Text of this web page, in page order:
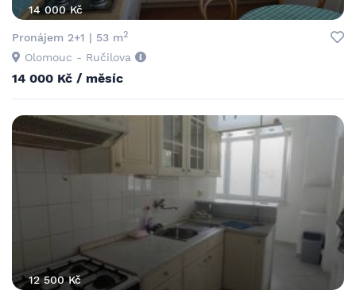
14 000 Kč
Pronájem 2+1 | 53 m2
Olomouc - Ručilova
14 000 Kč / měsíc
12 500 Kč